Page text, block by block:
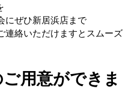
にぜひ新居浜店まで
連絡いただけますとスムーズ
用意ができま